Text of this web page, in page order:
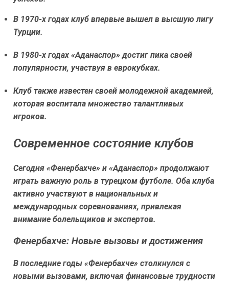
В 1970-х годах клуб впервые вышел в высшую лигу
Турции.
В 1980-х годах «Аданаспор» достиг пика своей
популярности, участвуя в еврокубках.
Клуб также известен своей молодежной академией,
которая воспитала множество талантливых
игроков.
Современное состояние клубов
Сегодня «Фенербахче» и «Аданаспор» продолжают
играть важную роль в турецком футболе. Оба клуба
активно участвуют в национальных и
международных соревнованиях, привлекая
внимание болельщиков и экспертов.
Фенербахче: Новые вызовы и достижения
В последние годы «Фенербахче» столкнулся с
новыми вызовами, включая финансовые трудности